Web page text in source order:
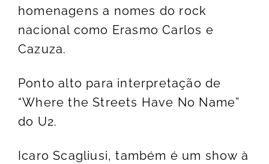
homenagens a nomes do rock
nacional como Erasmo Carlos e
Cazuza.
Ponto alto para interpretação de
“Where the Streets Have No Name”
do U2.
Icaro Scagliusi, também é um show à